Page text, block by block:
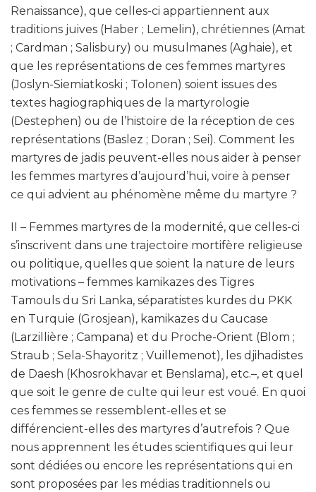
Renaissance), que celles-ci appartiennent aux
traditions juives (Haber ; Lemelin), chrétiennes (Amat
; Cardman ; Salisbury) ou musulmanes (Aghaie), et
que les représentations de ces femmes martyres
(Joslyn-Siemiatkoski ; Tolonen) soient issues des
textes hagiographiques de la martyrologie
(Destephen) ou de l’histoire de la réception de ces
représentations (Baslez ; Doran ; Sei). Comment les
martyres de jadis peuvent-elles nous aider à penser
les femmes martyres d’aujourd’hui, voire à penser
ce qui advient au phénomène même du martyre ?
II – Femmes martyres de la modernité, que celles-ci
s’inscrivent dans une trajectoire mortifère religieuse
ou politique, quelles que soient la nature de leurs
motivations – femmes kamikazes des Tigres
Tamouls du Sri Lanka, séparatistes kurdes du PKK
en Turquie (Grosjean), kamikazes du Caucase
(Larzillière ; Campana) et du Proche-Orient (Blom ;
Straub ; Sela-Shayoritz ; Vuillemenot), les djihadistes
de Daesh (Khosrokhavar et Benslama), etc.–, et quel
que soit le genre de culte qui leur est voué. En quoi
ces femmes se ressemblent-elles et se
différencient-elles des martyres d’autrefois ? Que
nous apprennent les études scientifiques qui leur
sont dédiées ou encore les représentations qui en
sont proposées par les médias traditionnels ou